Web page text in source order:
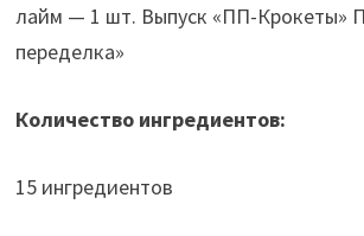
лайм — 1 шт. Выпуск «ПП-Крокеты»
переделка»
Количество ингредиентов:
15 ингредиентов